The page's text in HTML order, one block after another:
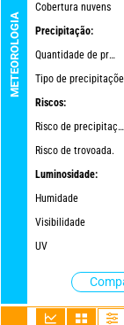
METEOROLOGIA
Cobertura nuvens
Precipitação:
Quantidade de precipitações
Tipo de
Riscos:
Risco de precipitações
Risco de trovoada.
Luminosidade:
Humidade
Visibilidade
UV